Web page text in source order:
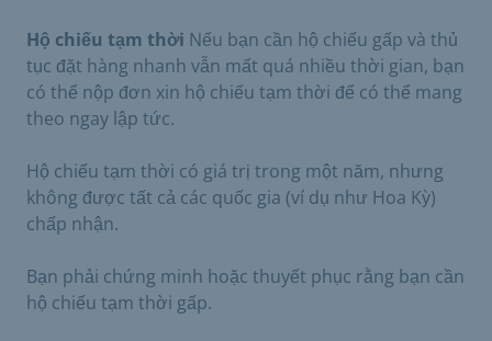
Hộ chiếu tạm thời Nếu bạn cần hộ chiếu gấp và thủ
tục đặt hàng nhanh vẫn mất quá nhiều thời gian, bạn
có thể nộp đơn xin hộ chiếu tạm thời để có thể mang
theo ngay lập tức.
Hộ chiếu tạm thời có giá trị trong một năm, nhưng
không được tất cả các quốc gia (ví dụ như Hoa Kỳ)
chấp nhận.
Bạn phải chứng minh hoặc thuyết phục rằng bạn cần
hộ chiếu tạm thời gấp.